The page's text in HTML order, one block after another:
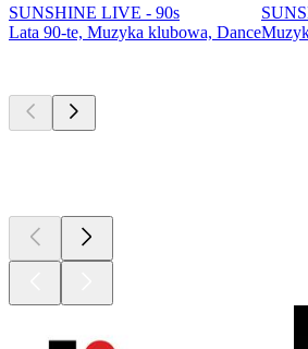
SUNSHINE LIVE - 90s
Lata 90-te, Muzyka klubowa, Dance